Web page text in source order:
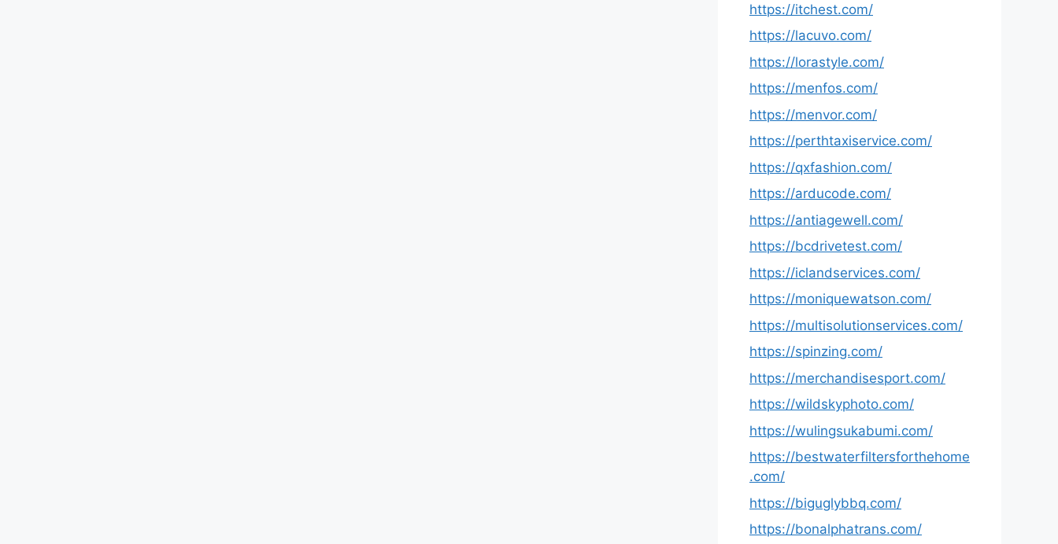
https://itchest.com/
https://lacuvo.com/
https://lorastyle.com/
https://menfos.com/
https://menvor.com/
https://perthtaxiservice.com/
https://qxfashion.com/
https://arducode.com/
https://antiagewell.com/
https://bcdrivetest.com/
https://iclandservices.com/
https://moniquewatson.com/
https://multisolutionservices.com/
https://spinzing.com/
https://merchandisesport.com/
https://wildskyphoto.com/
https://wulingsukabumi.com/
https://bestwaterfiltersforthehome
.com/
https://biguglybbq.com/
https://bonalphatrans.com/